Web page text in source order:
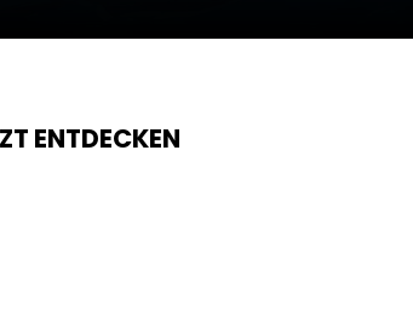
ENTDECKEN